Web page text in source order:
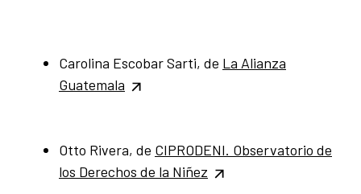
Carolina Escobar Sarti, de La Alianza
Guatemala
Otto Rivera, de CIPRODENI. Observatorio de
los Derechos de la Niñez